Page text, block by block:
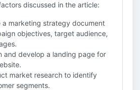
discussed in the article:
a marketing strategy document
objectives, target audience,
and develop a landing page for
market research to identify
segments.